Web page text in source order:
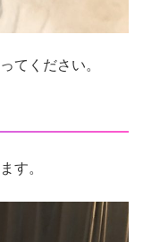
てください。
す。